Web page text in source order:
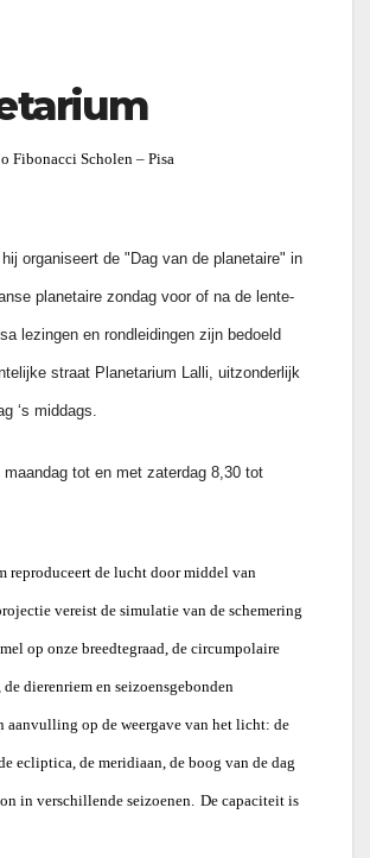
Fibonacci Scholen – Pisa
organiseert de "Dag van de planetaire" in
planetaire zondag voor of na de lente-
lezingen en rondleidingen zijn bedoeld
straat Planetarium Lalli, uitzonderlijk
‘s middags.
maandag tot en met zaterdag 8,30 tot
reproduceert de lucht door middel van
vereist de simulatie van de schemering
op onze breedtegraad, de circumpolaire
de dierenriem en seizoensgebonden
aanvulling op de weergave van het licht: de
ecliptica, de meridiaan, de boog van de dag
in verschillende seizoenen. De capaciteit is